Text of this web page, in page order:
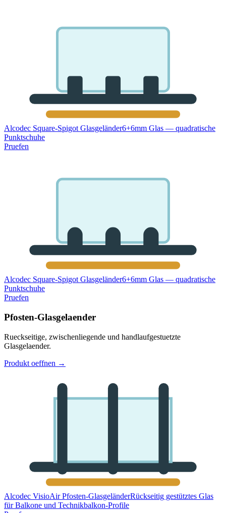
Alcodec Square-Spigot Glasgeländer6+6mm Glas — quadratische
Punktschuhe
Pruefen
Alcodec Square-Spigot Glasgeländer6+6mm Glas — quadratische
Punktschuhe
Pruefen
Pfosten-Glasgelaender
Rueckseitige, zwischenliegende und handlaufgestuetzte
Glasgelaender.
Produkt oeffnen →
Alcodec VisioAir Pfosten-GlasgeländerRückseitig gestütztes Glas
für Balkone und Technikbalkon-Profile